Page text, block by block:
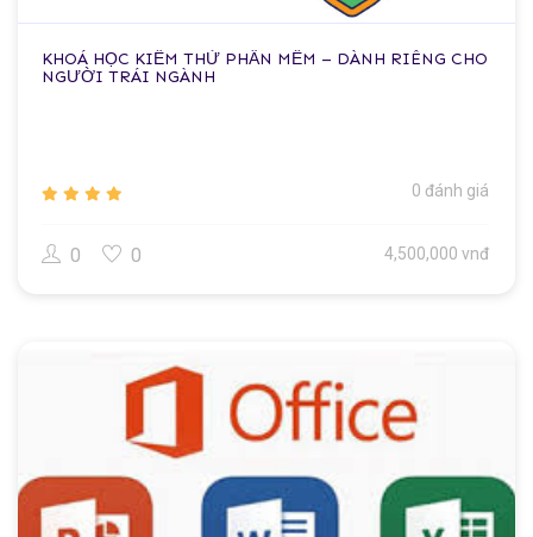
KHOÁ HỌC KIỂM THỬ PHẦN MỀM – DÀNH RIÊNG CHO
NGƯỜI TRÁI NGÀNH
0 đánh giá
0 0 4,500,000 vnđ